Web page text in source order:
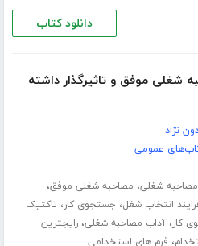
دانلود کتاب
شغلی موفق و تاثیرگذار داشته
نژاد
عمومی
مصاحبه شغلی، مصاحبه شغلی موفق،
انتخاب شغل، جستجوی کار، تاکتیک
کار،آداب مصاحبه شغلی،رایجترین
، فرم های استخدامی